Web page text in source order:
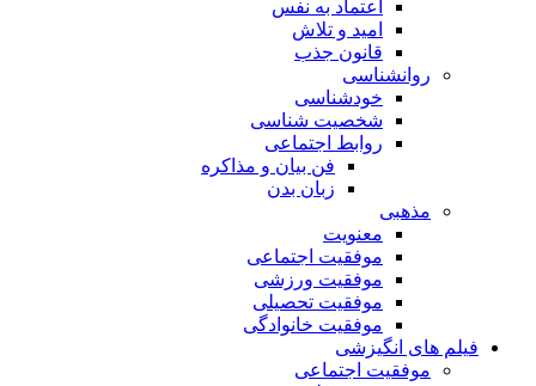
اعتماد به نفس
امید و تلاش
قانون جذب
روانشناسی
خودشناسی
شخصیت شناسی
روابط اجتماعی
فن بیان و مذاکره
زبان بدن
مذهبی
معنویت
موفقیت اجتماعی
موفقیت ورزشی
موفقیت تحصیلی
موفقیت خانوادگی
فیلم های انگیزشی
موفقیت اجتماعی